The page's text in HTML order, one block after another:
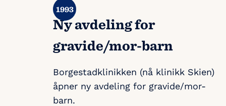
Ny avdeling for
gravide/mor-barn
Borgestadklinikken (nå klinikk Skien)
åpner ny avdeling for gravide/mor-
barn.